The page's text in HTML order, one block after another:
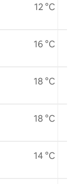
12 °C
16 °C
18 °C
18 °C
14 °C